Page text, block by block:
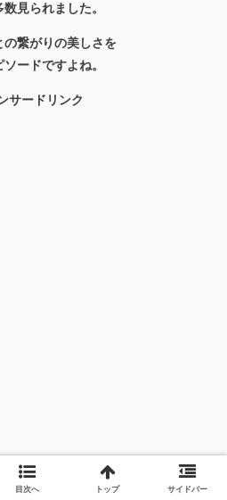
見られました。
の繋がりの美しさを
ードですよね。
サードリンク
目次へ トップ サイドバー